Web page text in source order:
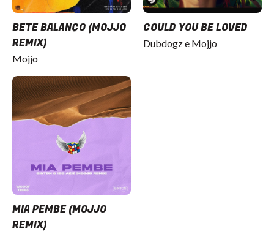
BETE BALANÇO (MOJJO
REMIX)
Mojjo
COULD YOU BE LOVED
Dubdogz e Mojjo
MIA PEMBE (MOJJO
REMIX)